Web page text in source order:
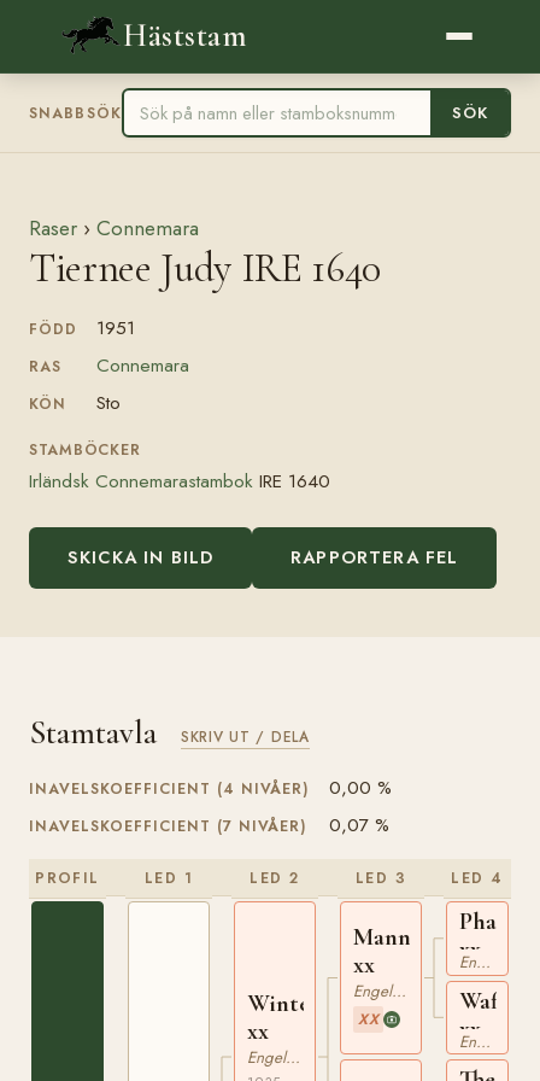
Häststam
SNABBSÖK SÖK
Raser › Connemara
Tiernee Judy IRE 1640
FÖDD 1951
RAS Connemara
KÖN Sto
STAMBÖCKER
Irländsk Connemarastambok IRE 1640
SKICKA IN BILD RAPPORTERA FEL
Stamtavla SKRIV UT / DELA
INAVELSKOEFFICIENT (4 NIVÅER) 0,00 %
INAVELSKOEFFICIENT (7 NIVÅER) 0,07 %
PROFIL LED 1 LED 2
Winter
xx
Engelskt Fullblod
LED 3
Manna
xx
Engelskt Fullblod
XX
LED 4
Phalaris
xxEngelskt Fullblod
Waffles
xxEngelskt Fullblod